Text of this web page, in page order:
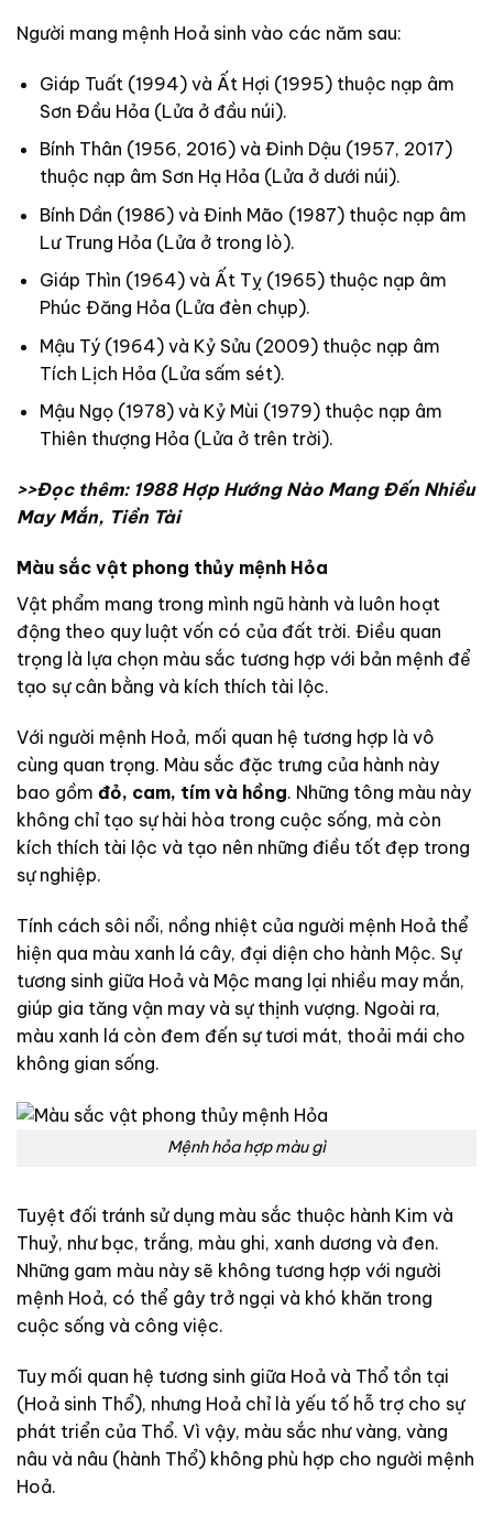
Người mang mệnh Hoả sinh vào các năm sau:
Giáp Tuất (1994) và Ất Hợi (1995) thuộc nạp âm
Sơn Đầu Hỏa (Lửa ở đầu núi).
Bính Thân (1956, 2016) và Đinh Dậu (1957, 2017)
thuộc nạp âm Sơn Hạ Hỏa (Lửa ở dưới núi).
Bính Dần (1986) và Đinh Mão (1987) thuộc nạp âm
Lư Trung Hỏa (Lửa ở trong lò).
Giáp Thìn (1964) và Ất Tỵ (1965) thuộc nạp âm
Phúc Đăng Hỏa (Lửa đèn chụp).
Mậu Tý (1964) và Kỷ Sửu (2009) thuộc nạp âm
Tích Lịch Hỏa (Lửa sấm sét).
Mậu Ngọ (1978) và Kỷ Mùi (1979) thuộc nạp âm
Thiên thượng Hỏa (Lửa ở trên trời).
>>Đọc thêm: 1988 Hợp Hướng Nào Mang Đến Nhiều
May Mắn, Tiền Tài
Màu sắc vật phong thủy mệnh Hỏa
Vật phẩm mang trong mình ngũ hành và luôn hoạt
động theo quy luật vốn có của đất trời. Điều quan
trọng là lựa chọn màu sắc tương hợp với bản mệnh để
tạo sự cân bằng và kích thích tài lộc.
Với người mệnh Hoả, mối quan hệ tương hợp là vô
cùng quan trọng. Màu sắc đặc trưng của hành này
bao gồm đỏ, cam, tím và hồng. Những tông màu này
không chỉ tạo sự hài hòa trong cuộc sống, mà còn
kích thích tài lộc và tạo nên những điều tốt đẹp trong
sự nghiệp.
Tính cách sôi nổi, nồng nhiệt của người mệnh Hoả thể
hiện qua màu xanh lá cây, đại diện cho hành Mộc. Sự
tương sinh giữa Hoả và Mộc mang lại nhiều may mắn,
giúp gia tăng vận may và sự thịnh vượng. Ngoài ra,
màu xanh lá còn đem đến sự tươi mát, thoải mái cho
không gian sống.
Mệnh hỏa hợp màu gì
Tuyệt đối tránh sử dụng màu sắc thuộc hành Kim và
Thuỷ, như bạc, trắng, màu ghi, xanh dương và đen.
Những gam màu này sẽ không tương hợp với người
mệnh Hoả, có thể gây trở ngại và khó khăn trong
cuộc sống và công việc.
Tuy mối quan hệ tương sinh giữa Hoả và Thổ tồn tại
(Hoả sinh Thổ), nhưng Hoả chỉ là yếu tố hỗ trợ cho sự
phát triển của Thổ. Vì vậy, màu sắc như vàng, vàng
nâu và nâu (hành Thổ) không phù hợp cho người mệnh
Hoả.